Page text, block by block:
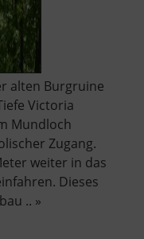
alten Burgruine
Victoria
Mundloch
Zugang.
weiter in das
Dieses
.. »